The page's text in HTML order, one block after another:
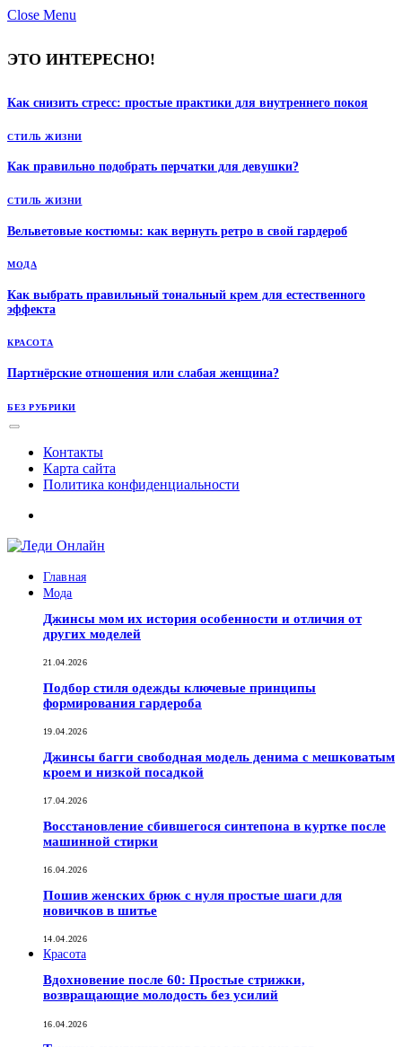
Close Menu
ЭТО ИНТЕРЕСНО!
Как снизить стресс: простые практики для внутреннего покоя
СТИЛЬ ЖИЗНИ
Как правильно подобрать перчатки для девушки?
СТИЛЬ ЖИЗНИ
Вельветовые костюмы: как вернуть ретро в свой гардероб
МОДА
Как выбрать правильный тональный крем для естественного
эффекта
КРАСОТА
Партнёрские отношения или слабая женщина?
БЕЗ РУБРИКИ
Контакты
Карта сайта
Политика конфиденциальности
Главная
Мода
Джинсы мом их история особенности и отличия от
других моделей
21.04.2026
Подбор стиля одежды ключевые принципы
формирования гардероба
19.04.2026
Джинсы багги свободная модель денима с мешковатым
кроем и низкой посадкой
17.04.2026
Восстановление сбившегося синтепона в куртке после
машинной стирки
16.04.2026
Пошив женских брюк с нуля простые шаги для
новичков в шитье
14.04.2026
Красота
Вдохновение после 60: Простые стрижки,
возвращающие молодость без усилий
16.04.2026